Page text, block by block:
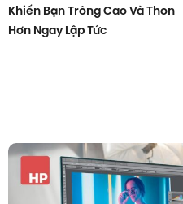
Khiến Bạn Trông Cao Và Thon
Hơn Ngay Lập Tức